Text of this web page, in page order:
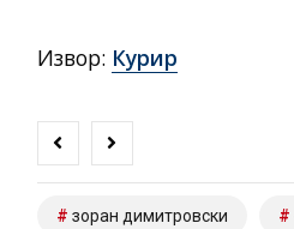
Извор: Курир
зоран димитровски